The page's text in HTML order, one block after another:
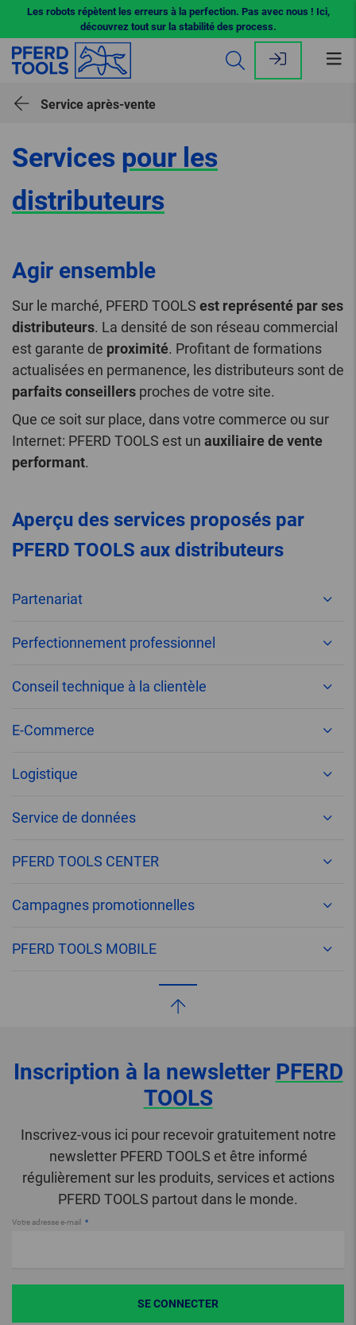
Les robots répètent les erreurs à la perfection. Pas avec nous ! Ici,
découvrez tout sur la stabilité des process.
Service après-vente
Services pour les
distributeurs
Agir ensemble
Sur le marché, PFERD TOOLS est représenté par ses
distributeurs. La densité de son réseau commercial
est garante de proximité. Profitant de formations
actualisées en permanence, les distributeurs sont de
parfaits conseillers proches de votre site.
Que ce soit sur place, dans votre commerce ou sur
Internet: PFERD TOOLS est un auxiliaire de vente
performant.
Aperçu des services proposés par
PFERD TOOLS aux distributeurs
Partenariat
Perfectionnement professionnel
Conseil technique à la clientèle
E-Commerce
Logistique
Service de données
PFERD TOOLS CENTER
Campagnes promotionnelles
PFERD TOOLS MOBILE
Inscription à la newsletter PFERD
TOOLS
Inscrivez-vous ici pour recevoir gratuitement notre
newsletter PFERD TOOLS et être informé
régulièrement sur les produits, services et actions
PFERD TOOLS partout dans le monde.
Votre adresse e-mail
SE CONNECTER